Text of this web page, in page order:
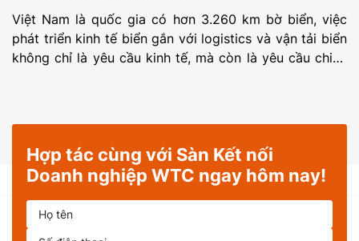
Việt Nam là quốc gia có hơn 3.260 km bờ biển, việc
phát triển kinh tế biển gắn với logistics và vận tải biển
không chỉ là yêu cầu kinh tế, mà còn là yêu cầu chiến
Hợp tác cùng với Sàn Kết nối
Doanh nghiệp WTC ngay hôm nay!